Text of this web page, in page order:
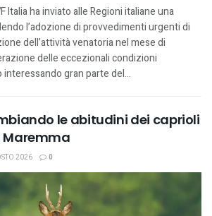
Italia ha inviato alle Regioni italiane una
l’adozione di provvedimenti urgenti di
dell’attività venatoria nel mese di
delle eccezionali condizioni
gran parte del...
le abitudini dei caprioli
Maremma
2026 0